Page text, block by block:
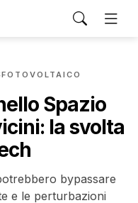
FOTOVOLTAICO
Spazio
la svolta
bypassare
e le perturbazioni